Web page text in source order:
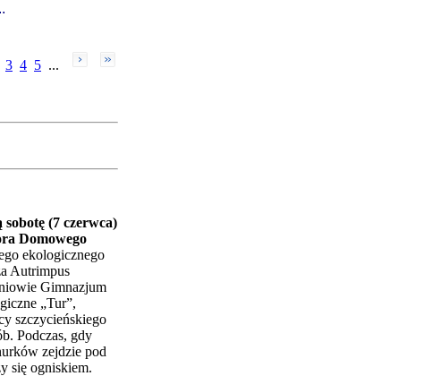
3 4 5 ...
(7 czerwca)
Domowego
ekologicznego
Autrimpus
Gimnazjum
„Tur”,
szczycieńskiego
Podczas, gdy
zejdzie pod
się ogniskiem.